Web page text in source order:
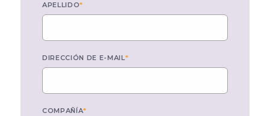
APELLIDO*
DIRECCIÓN DE E-MAIL*
COMPAÑÍA*